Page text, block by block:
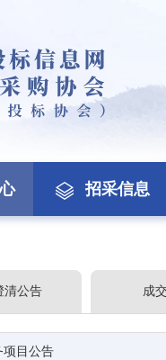
招采信息
清公告 成
项目公告